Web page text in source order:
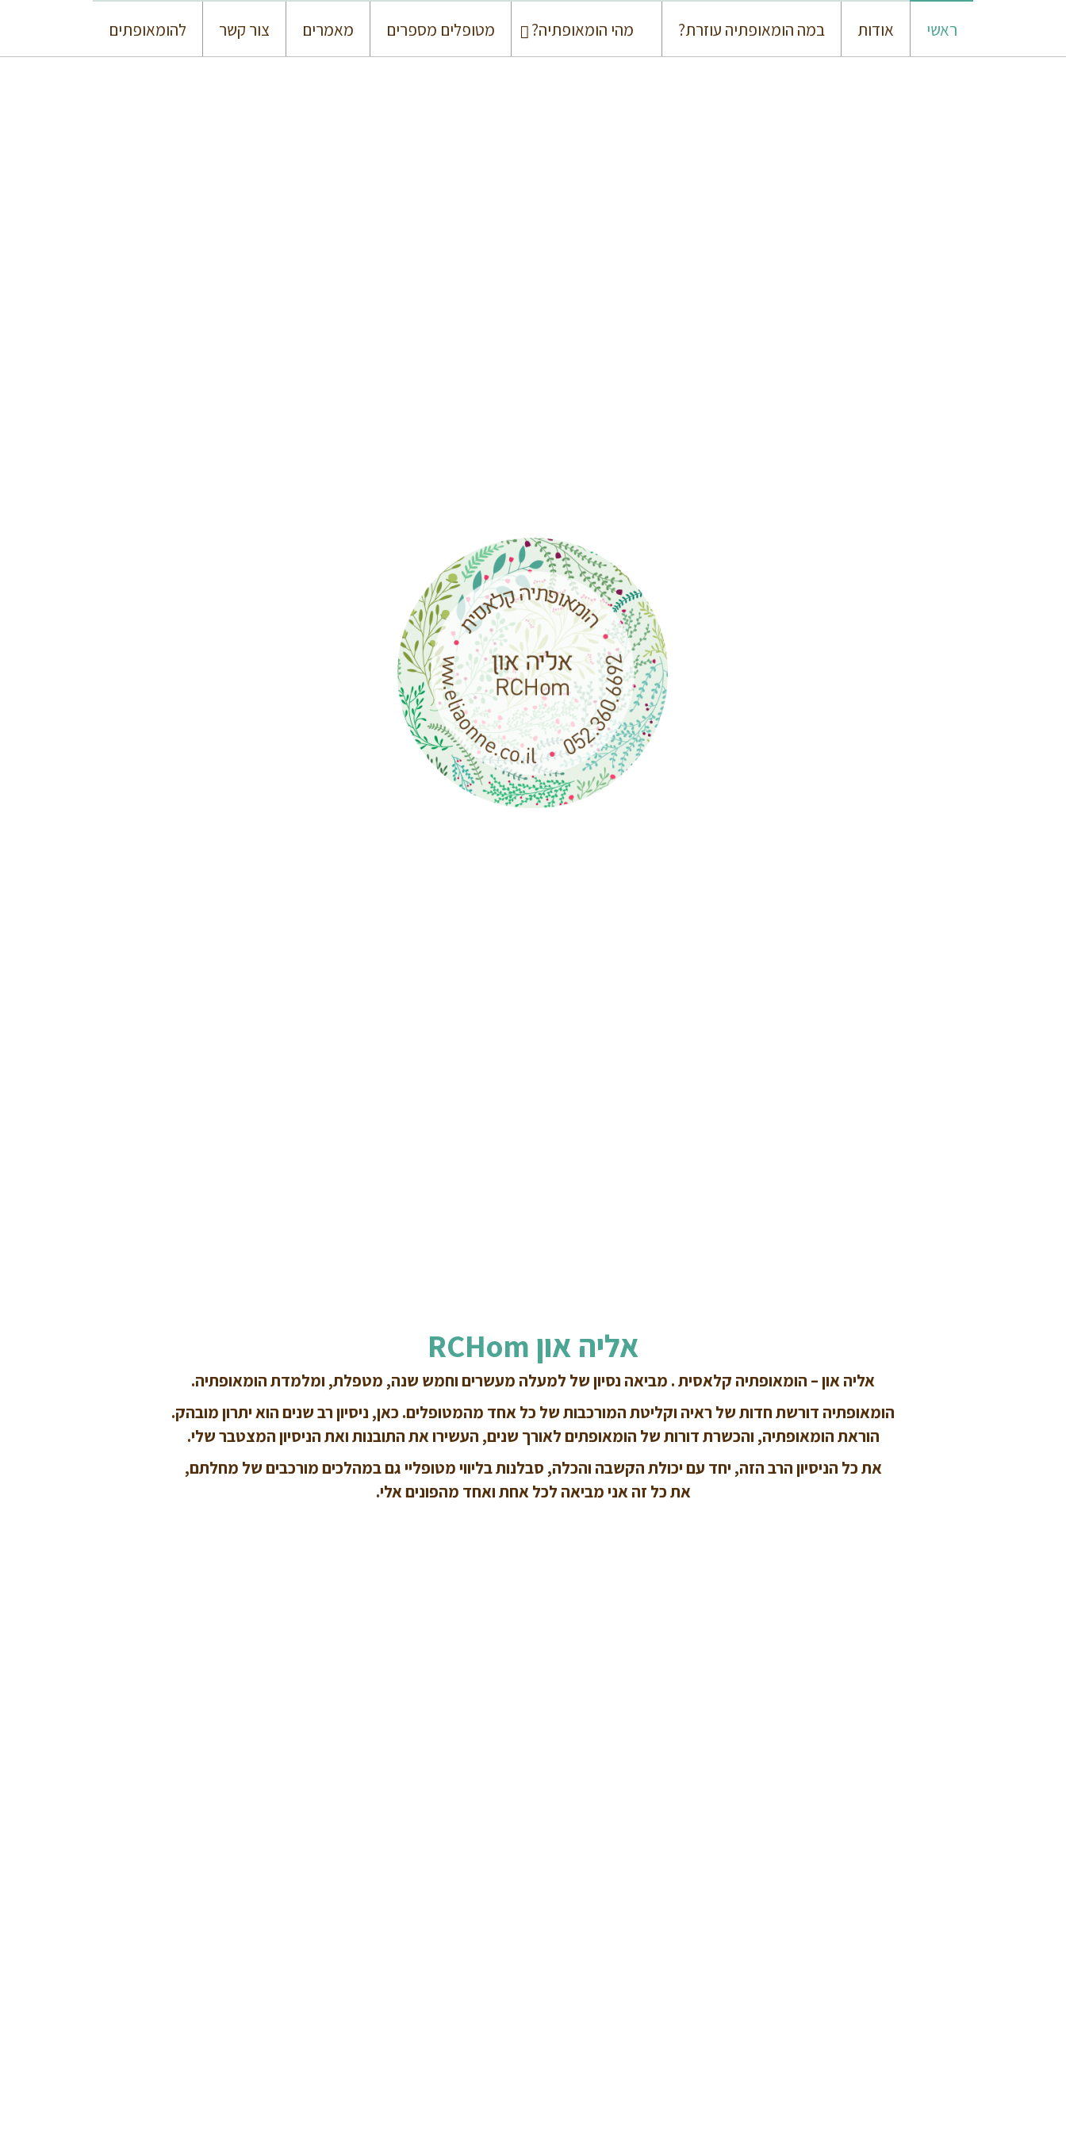
ראשי אודות במה הומאופתיה עוזרת? מהי הומאופתיה? מטופלים מספרים מאמרים צור קשר להומאופתים
אליה און RCHom
אליה און – הומאופתיה קלאסית . מביאה נסיון של למעלה מעשרים וחמש שנה, מטפלת, ומלמדת הומאופתיה.
הומאופתיה דורשת חדות של ראיה וקליטת המורכבות של כל אחד מהמטופלים. כאן, ניסיון רב שנים הוא יתרון מובהק.
הוראת הומאופתיה, והכשרת דורות של הומאופתים לאורך שנים, העשירו את התובנות ואת הניסיון המצטבר שלי.
את כל הניסיון הרב הזה, יחד עם יכולת הקשבה והכלה, סבלנות בליווי מטופליי גם במהלכים מורכבים של מחלתם,
את כל זה אני מביאה לכל אחת ואחד מהפונים אלי.